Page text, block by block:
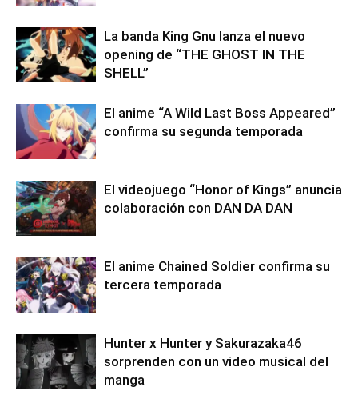
La banda King Gnu lanza el nuevo
opening de “THE GHOST IN THE
SHELL”
El anime “A Wild Last Boss Appeared”
confirma su segunda temporada
El videojuego “Honor of Kings” anuncia
colaboración con DAN DA DAN
El anime Chained Soldier confirma su
tercera temporada
Hunter x Hunter y Sakurazaka46
sorprenden con un video musical del
manga